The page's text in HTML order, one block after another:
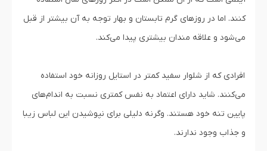
کنند. اما در روزهای گرم تابستان و بهار توجه به آن بیشتر از قبل
می‌شود و علاقه مندان بیشتری پیدا می‌کند.
افرادی که از شلوار سفید کمتر در استایل روزانه خود استفاده
می‌کنند. شاید دارای اعتماد به نفس کمتری نسبت به اندام‌های
پایین تنه خود هستند. وگرنه دلیلی برای نپوشیدن این لباس زیبا
و جذاب وجود ندارند.